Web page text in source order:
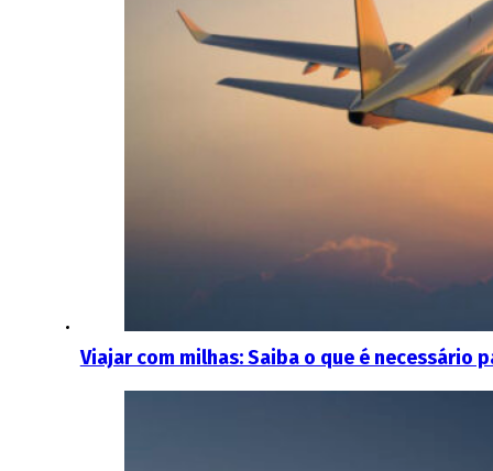
Viajar com milhas: Saiba o que é necessário